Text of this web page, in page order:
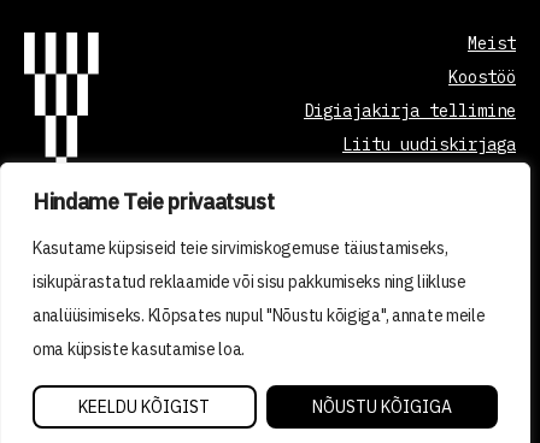
Hindame Teie privaatsust
Kasutame küpsiseid teie sirvimiskogemuse täiustamiseks,
isikupärastatud reklaamide või sisu pakkumiseks ning liikluse
analüüsimiseks. Klõpsates nupul "Nõustu kõigiga", annate meile
oma küpsiste kasutamise loa.
KEELDU KÕIGIST NÕUSTU KÕIGIGA
Meist
Koostöö
Digiajakirja tellimine
Liitu uudiskirjaga
2026 © VISIONEST INSTITUTE OÜ
Made with ❤️ by vDisain